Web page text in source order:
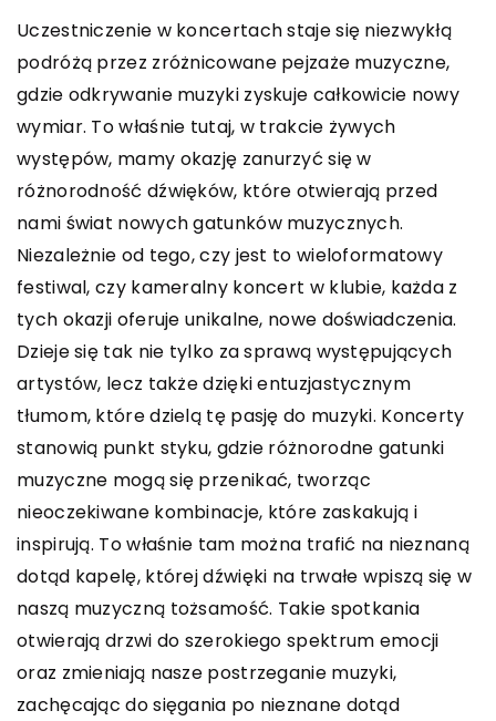
Uczestniczenie w koncertach staje się niezwykłą
podróżą przez zróżnicowane pejzaże muzyczne,
gdzie odkrywanie muzyki zyskuje całkowicie nowy
wymiar. To właśnie tutaj, w trakcie żywych
występów, mamy okazję zanurzyć się w
różnorodność dźwięków, które otwierają przed
nami świat nowych gatunków muzycznych.
Niezależnie od tego, czy jest to wieloformatowy
festiwal, czy kameralny koncert w klubie, każda z
tych okazji oferuje unikalne, nowe doświadczenia.
Dzieje się tak nie tylko za sprawą występujących
artystów, lecz także dzięki entuzjastycznym
tłumom, które dzielą tę pasję do muzyki. Koncerty
stanowią punkt styku, gdzie różnorodne gatunki
muzyczne mogą się przenikać, tworząc
nieoczekiwane kombinacje, które zaskakują i
inspirują. To właśnie tam można trafić na nieznaną
dotąd kapelę, której dźwięki na trwałe wpiszą się w
naszą muzyczną tożsamość. Takie spotkania
otwierają drzwi do szerokiego spektrum emocji
oraz zmieniają nasze postrzeganie muzyki,
zachęcając do sięgania po nieznane dotąd